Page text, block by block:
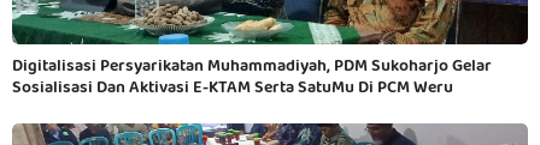
Digitalisasi Persyarikatan Muhammadiyah, PDM Sukoharjo Gelar
Sosialisasi Dan Aktivasi E-KTAM Serta SatuMu Di PCM Weru